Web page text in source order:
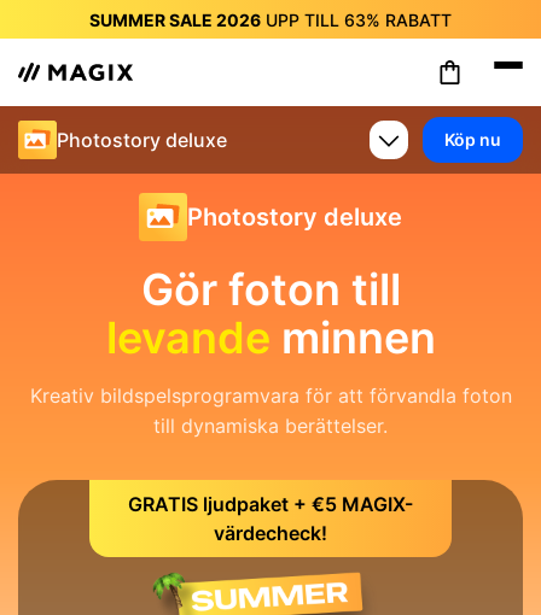
SUMMER SALE 2026 UPP TILL 63% RABATT
SUMMER SALE 2026
RABATT
RABATT
SUMMER SALE 2026
63%RABATT
SUMMER SALE 2026UPP TILL63%RABATT
SUMMER SALE 2026UPP TILL63%RABATT
Photostory deluxe Köp nu
Photostory deluxe
Gör foton till
levande minnen
Kreativ bildspelsprogramvara för att förvandla foton
till dynamiska berättelser.
GRATIS ljudpaket + €5 MAGIX-
värdecheck!